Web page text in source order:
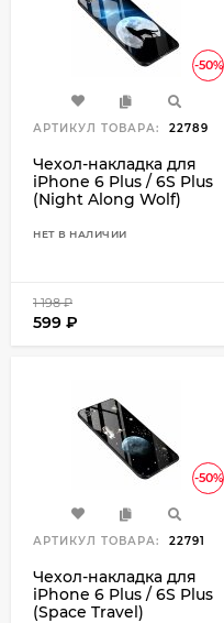
-50%
АРТИКУЛ ТОВАРА: 22789
Чехол-накладка для
iPhone 6 Plus / 6S Plus
(Night Along Wolf)
НЕТ В НАЛИЧИИ
1 198₽
599 ₽
-50%
АРТИКУЛ ТОВАРА: 22791
Чехол-накладка для
iPhone 6 Plus / 6S Plus
(Space Travel)